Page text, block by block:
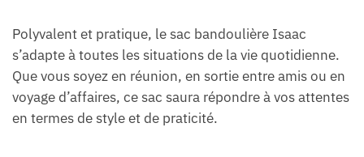
Polyvalent et pratique, le sac bandoulière Isaac
s’adapte à toutes les situations de la vie quotidienne.
Que vous soyez en réunion, en sortie entre amis ou en
voyage d’affaires, ce sac saura répondre à vos attentes
en termes de style et de praticité.